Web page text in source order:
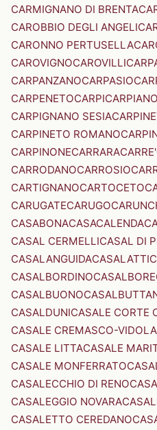
CARMIGNANO DI BRENTA
CAROBBIO DEGLI ANGELI
CARONNO PERTUSELLA
CAROVIGNOCAROVILLI
CARPANZANOCARPASIO
CARPENETOCARPICARPIANO
CARPIGNANO SESIA
CARPINETO ROMANO
CARPINONECARRARACARRE'
CARRODANOCARROSIO
CARTIGNANOCARTOCETO
CARUGATECARUGO
CASABONACASACALENDA
CASAL CERMELLICASAL DI
CASALANGUIDA
CASALBORDINOCASALBORE
CASALBUONO
CASALDUNICASALE CORTE
CASALE CREMASCO-
CASALE LITTACASALE
CASALE MONFERRATO
CASALECCHIO DI RENO
CASALEGGIO NOVARA
CASALETTO CEREDANO